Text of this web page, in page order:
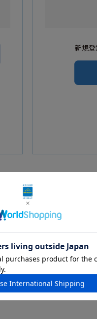
新規登録
カウントをご利用の方
お客様はAmazonのID・パス